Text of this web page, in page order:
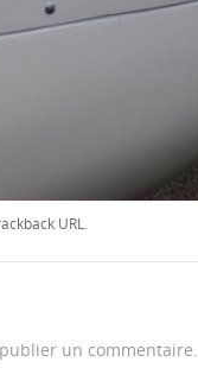
URL.
un commentaire.